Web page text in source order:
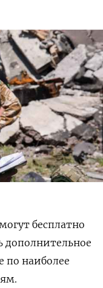
бесплатно
дополнительное
по наиболее